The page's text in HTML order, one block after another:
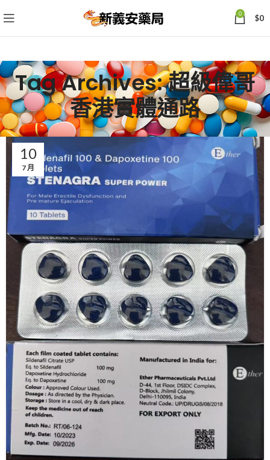
0 $0
Tag Archives: 超級偉哥
香港實體通路
10
7 月